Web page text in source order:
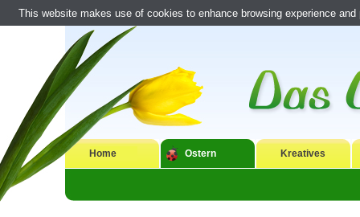
Home Ostern Kreatives
This website makes use of cookies to enhance browsing experience